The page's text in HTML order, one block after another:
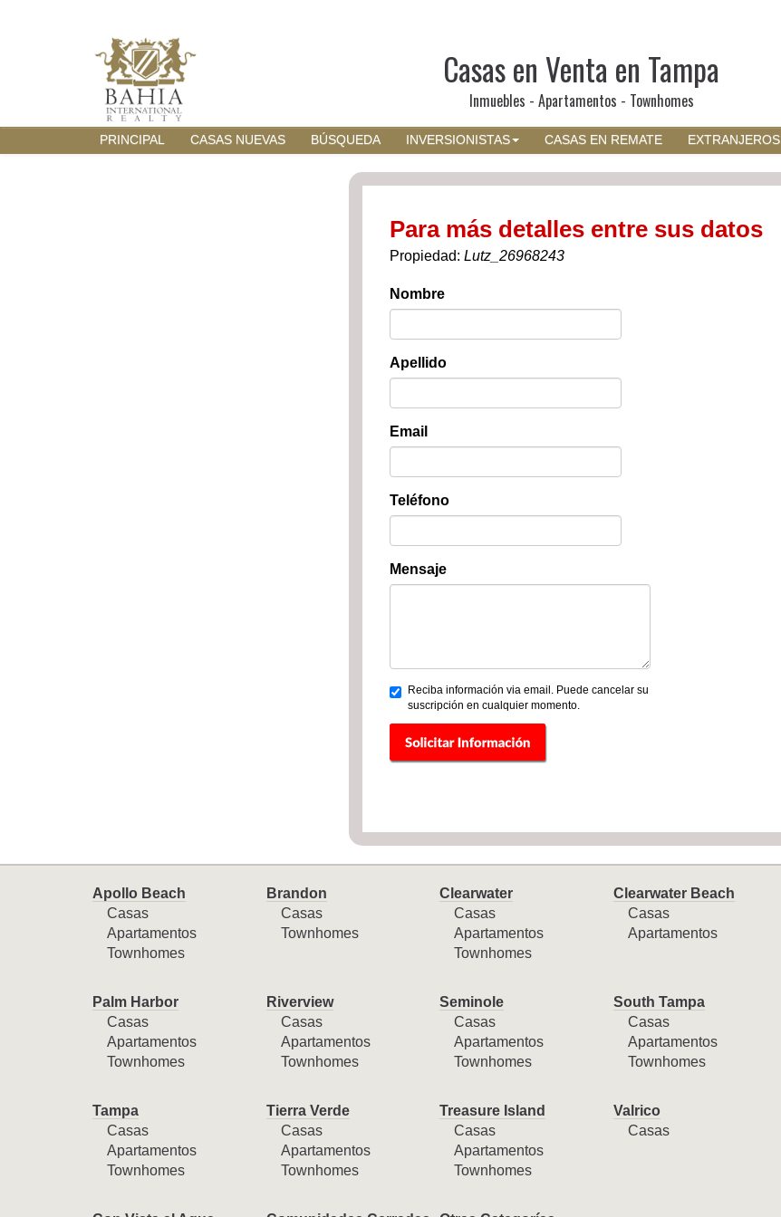
Casas en Venta en Tampa
Inmuebles - Apartamentos - Townhomes
PRINCIPAL CASAS NUEVAS BÚSQUEDA INVERSIONISTAS CASAS EN REMATE EXTRANJEROS
Para más detalles entre sus datos
Propiedad: Lutz_26968243
Nombre
Apellido
Email
Teléfono
Mensaje
Reciba información via email. Puede cancelar su
suscripción en cualquier momento.
Apollo Beach
Casas
Apartamentos
Townhomes
Brandon
Casas
Townhomes
Clearwater
Casas
Apartamentos
Townhomes
Clearwater Beach
Casas
Apartamentos
Palm Harbor
Casas
Apartamentos
Townhomes
Riverview
Casas
Apartamentos
Townhomes
Seminole
Casas
Apartamentos
Townhomes
South Tampa
Casas
Apartamentos
Townhomes
Tampa
Casas
Apartamentos
Townhomes
Tierra Verde
Casas
Apartamentos
Townhomes
Treasure Island
Casas
Apartamentos
Townhomes
Valrico
Casas